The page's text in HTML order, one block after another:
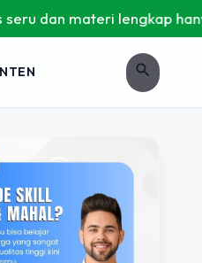
lengkap hanya di
search